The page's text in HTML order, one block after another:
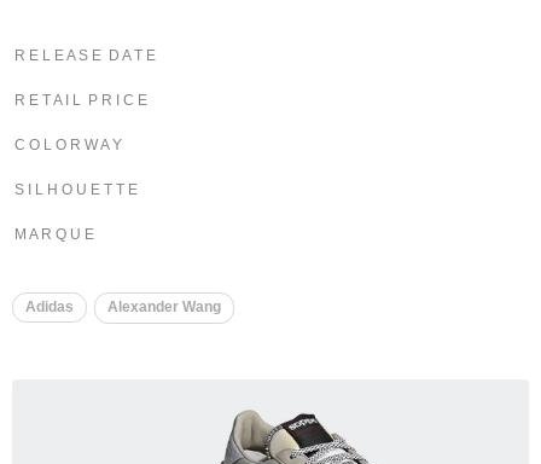
R E L E A S E D A T E
R E T A I L P R I C E
C O L O R W A Y
S I L H O U E T T E
M A R Q U E
Adidas Alexander Wang